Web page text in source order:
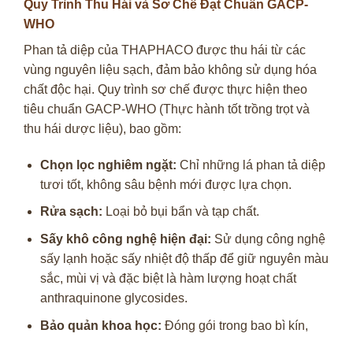
Quy Trình Thu Hái và Sơ Chế Đạt Chuẩn GACP-
WHO
Phan tả diệp của THAPHACO được thu hái từ các
vùng nguyên liệu sạch, đảm bảo không sử dụng hóa
chất độc hại. Quy trình sơ chế được thực hiện theo
tiêu chuẩn GACP-WHO (Thực hành tốt trồng trọt và
thu hái dược liệu), bao gồm:
Chọn lọc nghiêm ngặt: Chỉ những lá phan tả diệp
tươi tốt, không sâu bệnh mới được lựa chọn.
Rửa sạch: Loại bỏ bụi bẩn và tạp chất.
Sấy khô công nghệ hiện đại: Sử dụng công nghệ
sấy lạnh hoặc sấy nhiệt độ thấp để giữ nguyên màu
sắc, mùi vị và đặc biệt là hàm lượng hoạt chất
anthraquinone glycosides.
Bảo quản khoa học: Đóng gói trong bao bì kín,